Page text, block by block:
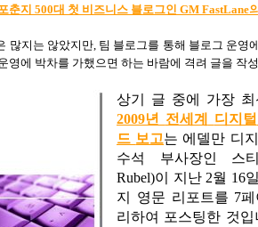
춘지 500대 첫 비즈니스 블로그인 GM FastLane
많지는 않았지만, 팀 블로그를 통해 블로그 운영
영에 박차를 가했으면 하는 바람에 격려 글을 작
상기 글 중에 가장
2009년 전세계
디지털
드 보고는 에델만 디
수석 부사장인 스
Rubel)이 지난2월 16
지 영문 리포트를 7
리하여 포스팅한 것입